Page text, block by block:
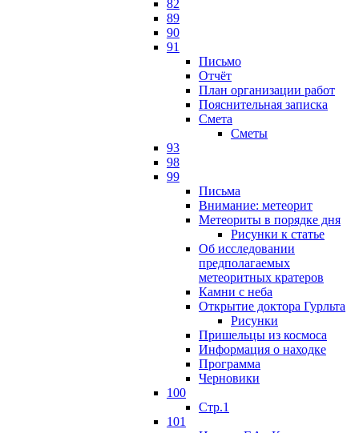
82
89
90
91
Письмо
Отчёт
План организации работ
Пояснительная записка
Смета
Сметы
93
98
99
Письма
Внимание: метеорит
Метеориты в порядке дня
Рисунки к статье
Об исследовании
предполагаемых
метеоритных кратеров
Камни с неба
Открытие доктора Гурльта
Рисунки
Пришельцы из космоса
Информация о находке
Программа
Черновики
100
Стр.1
101